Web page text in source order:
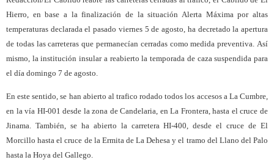
Hierro, en base a la finalización de la situación Alerta Máxima por altas
temperaturas declarada el pasado viernes 5 de agosto, ha decretado la apertura
de todas las carreteras que permanecían cerradas como medida preventiva. Así
mismo, la institución insular a reabierto la temporada de caza suspendida para
el día domingo 7 de agosto.
En este sentido, se han abierto al trafico rodado todos los accesos a La Cumbre,
en la vía HI-001 desde la zona de Candelaria, en La Frontera, hasta el cruce de
Jinama. También, se ha abierto la carretera HI-400, desde el cruce de El
Morcillo hasta el cruce de la Ermita de La Dehesa y el tramo del Llano del Palo
hasta la Hoya del Gallego.